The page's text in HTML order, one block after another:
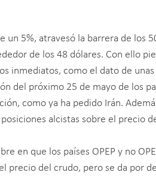
5%, atravesó la barrera de los
de los 48 dólares. Con ello
inmediatos, como el dato de
del próximo 25 de mayo de los
como ya ha pedido Irán.
alcistas sobre el precio
en que los países OPEP y no
precio del crudo, pero se da por